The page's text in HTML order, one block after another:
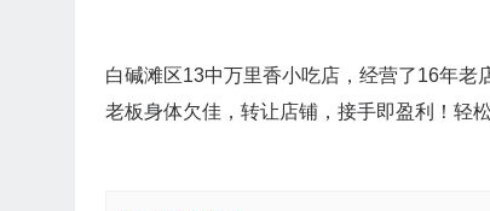
白碱滩区13中万里香小吃店，经营了16年老
老板身体欠佳，转让店铺，接手即盈利！轻